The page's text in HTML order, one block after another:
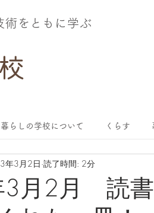
術をともに学ぶ
暮らしの学校について くらす
月2月 読書
年3月2日 読了時間: 2分